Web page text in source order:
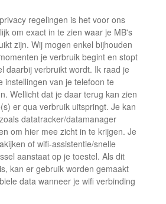
regelingen is het voor ons
om exact in te zien waar je MB's
zijn. Wij mogen enkel bijhouden
je verbruik begint en stopt
daarbij verbruikt wordt. Ik raad je
instellingen van je telefoon te
Wellicht dat je daar terug kan zien
er qua verbruik uitspringt. Je kan
datatracker/datamanager
om hier mee zicht in te krijgen. Je
of wifi-assistentie/snelle
aanstaat op je toestel. Als dit
kan er gebruik worden gemaakt
data wanneer je wifi verbinding